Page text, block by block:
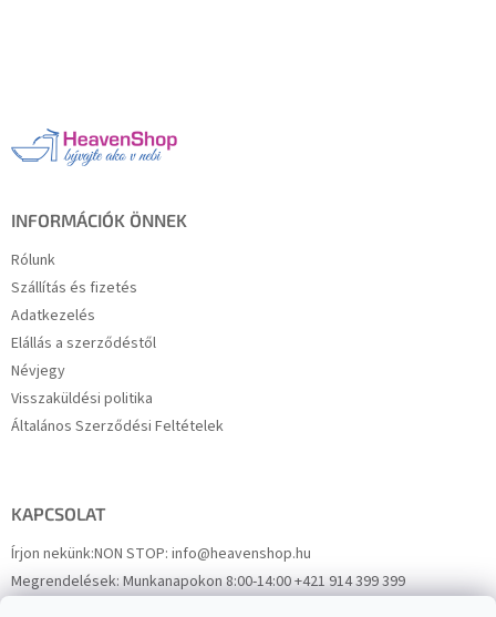
INFORMÁCIÓK ÖNNEK
Rólunk
Szállítás és fizetés
Adatkezelés
Elállás a szerződéstől
Névjegy
Visszaküldési politika
Általános Szerződési Feltételek
KAPCSOLAT
Írjon nekünk:NON STOP: info@heavenshop.hu
Megrendelések:Munkanapokon 8:00-14:00 +421 914 399 399